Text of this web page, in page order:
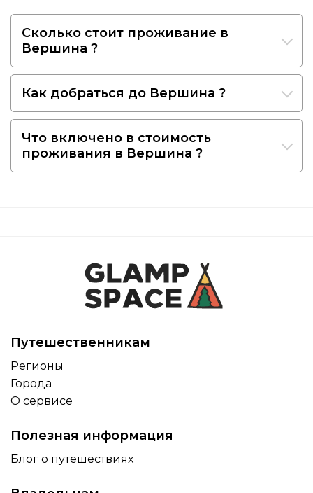
Сколько стоит проживание в
Вершина ?
Как добраться до Вершина ?
Что включено в стоимость
проживания в Вершина ?
Путешественникам
Регионы
Города
О сервисе
Полезная информация
Блог о путешествиях